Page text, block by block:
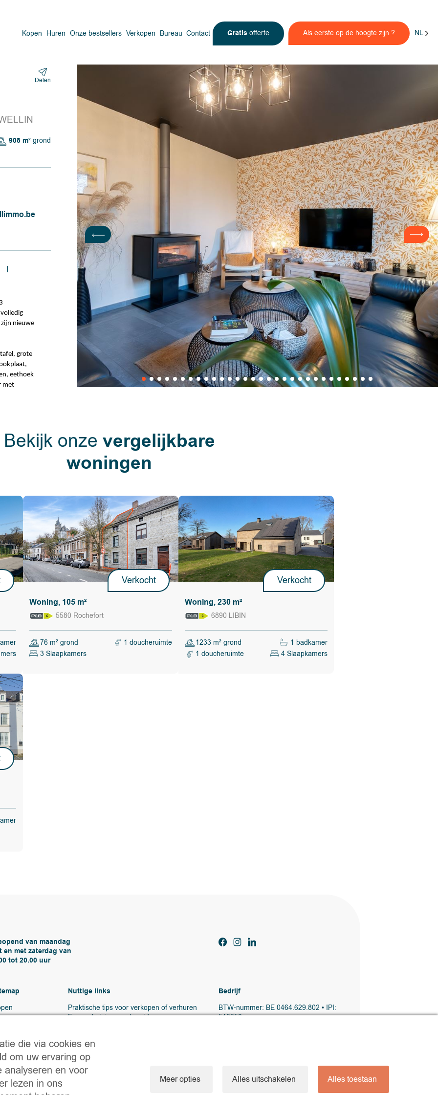
Kopen Huren Onze bestsellers Verkopen Bureau Contact Gratis offerte Als eerste op de hoogte zijn ? NL
Delen
908 m²grond
zijn nieuwe
grote
eethoek
met
uitkomt op
en
en
voor de
steenwol,
tank van
of
winkels,
de
hij het
te
te
uitkomt
Bekijk onze vergelijkbare
woningen
Verkocht
Woning, 105 m²
5580 Rochefort
76 m² grond
1 doucheruimte
3 Slaapkamers
Verkocht
Woning, 230 m²
6890 LIBIN
1233 m² grond
1 badkamer
1 doucheruimte
4 Slaapkamers
van maandag
en met zaterdag van
tot 20.00 uur
Nuttige links
Praktische tips voor verkopen of verhuren
Een verhuizing voorbereiden
Bedrijf
BTW-nummer: BE 0464.629.802 • IPI:
510350
die via cookies en
om uw ervaring op
analyseren en voor
lezen in ons
Meer opties Alles uitschakelen Alles toestaan